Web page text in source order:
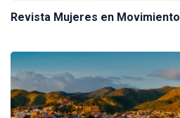
Revista Mujeres en Movimiento